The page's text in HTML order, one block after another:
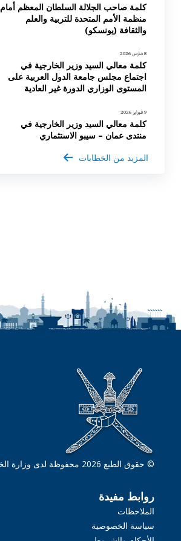
كلمة صاحب الجلالة السلطان المعظم أمام
منظمة الأمم المتحدة للتربية والعلم
والثقافة (يونسكو)
8 مارس 2026
كلمة معالي السيد وزير الخارجية في
اجتماع مجلس جامعة الدول العربية على
المستوى الوزاري الدورة غير العادية
9 فبراير 2026
كلمة معالي السيد وزير الخارجية في
منتدى عمان – سيبو الاستثماري
المزيد من الخطابات
© حقوق الطبع 2026 محفوظة لدى وزارة الخارجية
روابط مفيدة
الملاحظات
سياسة الخصوصية